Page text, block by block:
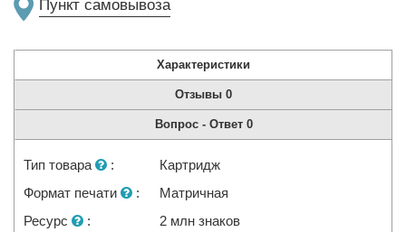
Пункт самовывоза
Характеристики
Отзывы 0
Вопрос - Ответ 0
Тип товара :
Картридж
Формат печати
:
Матричная
Ресурс
:
2 млн знаков